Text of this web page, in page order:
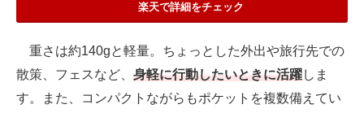
楽天で詳細をチェック
重さは約140gと軽量。ちょっとした外出や旅行先での
散策、フェスなど、 身軽に行動したいときに活躍しま
す。また、コンパクトながらもポケットを複数備えてい